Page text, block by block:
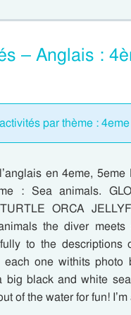
– Anglais :
par thème :
en 4eme, 5eme
: Sea animals.
ORCA
the diver
to the descriptions
each one withits
big black and white
of the water for fun!